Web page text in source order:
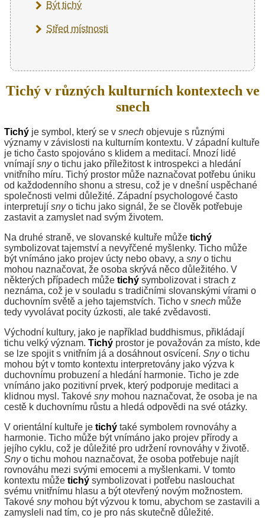
Být tichý
Střed místnosti
Tichý v různých kulturních kontextech ve
snech
Tichý je symbol, který se v snech objevuje s různými
významy v závislosti na kulturním kontextu. V západní kultuře
je ticho často spojováno s klidem a meditací. Mnozí lidé
vnímají snyo tichu jako příležitost k introspekci a hledání
vnitřního míru. Tichý prostor může naznačovat potřebu úniku
od každodenního shonu a stresu, což je v dnešní uspěchané
společnosti velmi důležité. Západní psychologové často
interpretují snyo tichu jako signál, že se člověk potřebuje
zastavit a zamyslet nad svým životem.
Na druhé straně, ve slovanské kultuře může tichý
symbolizovat tajemství a nevyřčené myšlenky. Ticho může
být vnímáno jako projev úcty nebo obavy, a snyo tichu
mohou naznačovat, že osoba skrývá něco důležitého. V
některých případech může tichý symbolizovat i strach z
neznáma, což je v souladu s tradičními slovanskými vírami o
duchovním světě a jeho tajemstvích. Ticho v snech může
tedy vyvolávat pocity úzkosti, ale také zvědavosti.
Východní kultury, jako je například buddhismus, přikládají
tichu velký význam. Tichý prostor je považován za místo, kde
se lze spojit s vnitřním já a dosáhnout osvícení. Snyo tichu
mohou být v tomto kontextu interpretovány jako výzva k
duchovnímu probuzení a hledání harmonie. Ticho je zde
vnímáno jako pozitivní prvek, který podporuje meditaci a
klidnou mysl. Takové snymohou naznačovat, že osoba je na
cestě k duchovnímu růstu a hledá odpovědi na své otázky.
V orientální kultuře je tichý také symbolem rovnováhy a
harmonie. Ticho může být vnímáno jako projev přírody a
jejího cyklu, což je důležité pro udržení rovnováhy v životě.
Snyo tichu mohou naznačovat, že osoba potřebuje najít
rovnováhu mezi svými emocemi a myšlenkami. V tomto
kontextu může tichý symbolizovat i potřebu naslouchat
svému vnitřnímu hlasu a být otevřený novým možnostem.
Takové snymohou být výzvou k tomu, abychom se zastavili a
zamysleli nad tím, co je pro nás skutečně důležité.